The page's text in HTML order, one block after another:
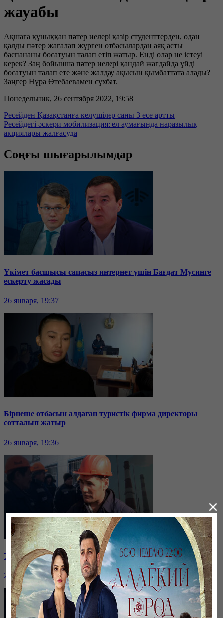
жауабы
Ақшаға құныққан пәтер иелері қазір студенттерден, одан
қалды пәтер жағалап жүрген отбасылардан аяқ асты
баспананы босатуын талап етіп жатыр. Енді олар не істеуі
керек? Заң бойынша пәтер иелері қандай жағдайда үйді
босатуын талап ете және жалдау ақысын қымбаттата алады?
Заңгер Нұра Өтебаевамен сұхбат.
Понедельник, 26 сентября 2022, 19:58
Ресейден Қазақстанға келушілер саны 3 есе артты
Ресейдегі әскери мобилизация: ел аумағында наразылық
акциялары жалғасуда
Соңғы шығарылымдар
Үкімет басшысы сапасыз интернет үшін Бағдат Мусинге
ескерту жасады
26 января, 19:37
Бірнеше отбасын алдаған туристік фирма директоры
сотталып жатыр
26 января, 19:36
Таразда ТЭЦ қызметкерлері жалақы көтеруді талап етті
26 января, 19:36
×